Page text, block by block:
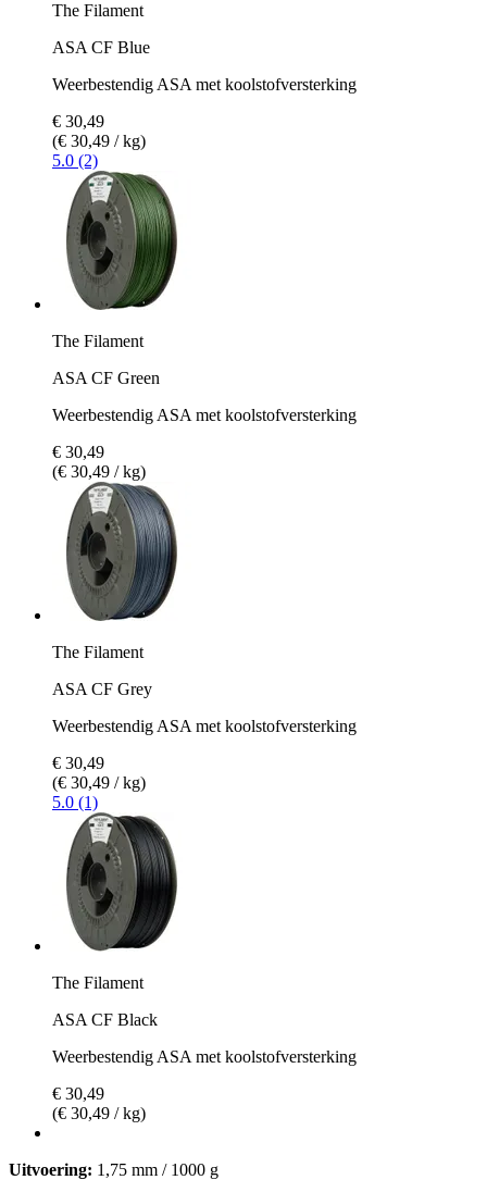
The Filament
ASA CF Blue
Weerbestendig ASA met koolstofversterking
€ 30,49
(€ 30,49 / kg)
5.0 (2)
The Filament
ASA CF Green
Weerbestendig ASA met koolstofversterking
€ 30,49
(€ 30,49 / kg)
The Filament
ASA CF Grey
Weerbestendig ASA met koolstofversterking
€ 30,49
(€ 30,49 / kg)
5.0 (1)
The Filament
ASA CF Black
Weerbestendig ASA met koolstofversterking
€ 30,49
(€ 30,49 / kg)
Uitvoering: 1,75 mm / 1000 g